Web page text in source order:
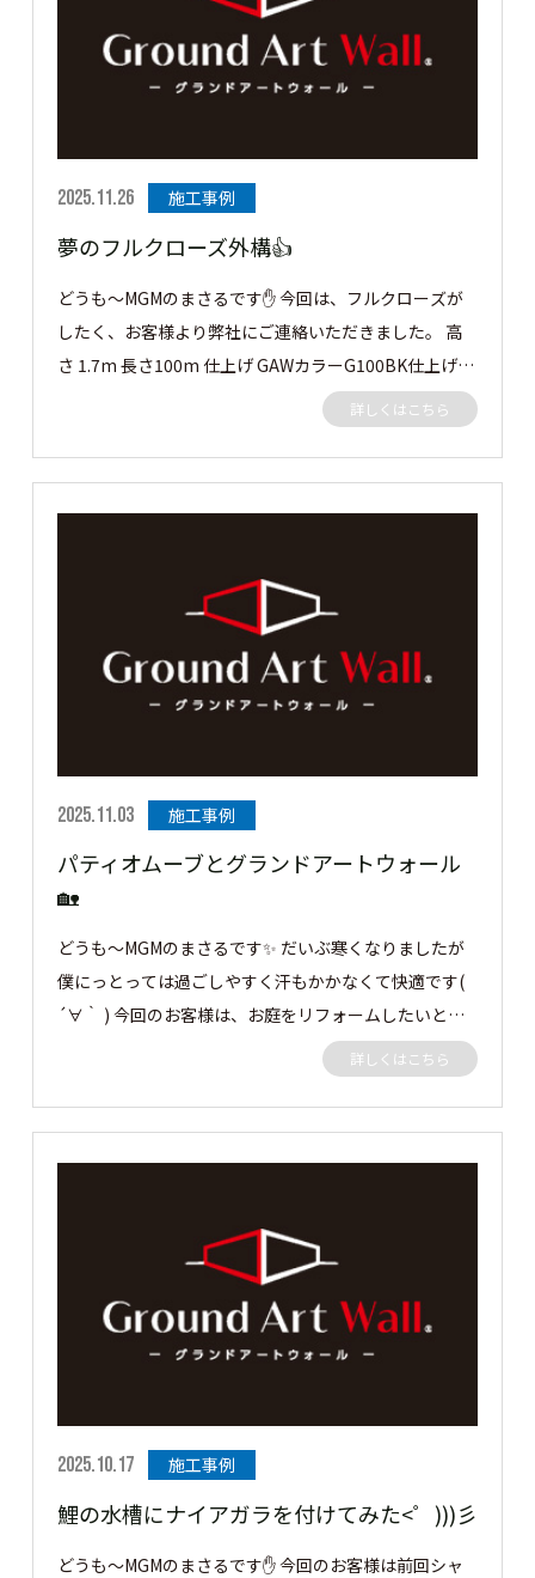
いただきました。 3方向をグランドアートウォールにて
クローズ、門構えに潜門とシャッターゲートを施工させ
ていただきました。 この度はご依頼ありがとうござい
た。
2025.11.26 施工事例
夢のフルクローズ外構👍
どうも～MGMのまさるです✋ 今回は、フルクローズが
したく、お客様より弊社にご連絡いただきました。 高
さ 1.7m 長さ100m 仕上げ GAWカラーG100BK仕上げの
グランドアートウォール。 御前様シャッター 間口6.3m
高さ2.3m 仕上げ GAWカラーG100BKのシャッターゲー
トになります。 早速見ていきましょう✨✨ この度はご
詳しくはこちら
2025.11.03 施工事例
パティオムーブとグランドアートウォール
🏡
どうも～MGMのまさるです✨ だいぶ寒くなりましたが
僕にっとっては過ごしやすく汗もかかなくて快適です(
´∀｀ ) 今回のお客様は、お庭をリフォームしたいとの
ことで弊社にご依頼がありました。 プライベート空間
を奥様と過ごしたいということでお客様といろいろお話
をし、グランドアートウォールを施工させていただきま
できることで太陽や風が入るように 過ごしやすく、道
路からの視線もシャットアウトしているので何も気にす
ることなくのんびり過ごせます💛 グランドアートウォ
ールでプライベート空間を楽しんでください💙 この度
本当に満足しています！！ありがとうございました。
詳しくはこちら
2025.10.17 施工事例
鯉の水槽にナイアガラを付けてみた<゜)))彡
どうも～MGMのまさるです✋ 今回のお客様は前回シャ